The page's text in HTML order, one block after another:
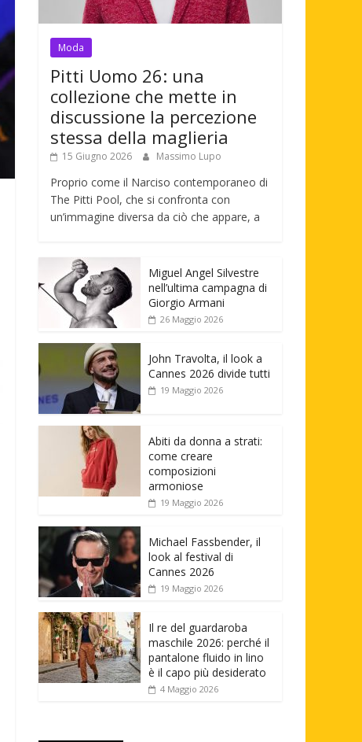
Moda
Pitti Uomo 26: una
collezione che mette in
discussione la percezione
stessa della maglieria
15 Giugno 2026 Massimo Lupo
Proprio come il Narciso contemporaneo di
The Pitti Pool, che si confronta con
un’immagine diversa da ciò che appare, a
Miguel Angel Silvestre
nell’ultima campagna di
Giorgio Armani
26 Maggio 2026
John Travolta, il look a
Cannes 2026 divide tutti
19 Maggio 2026
Abiti da donna a strati:
come creare
composizioni
armoniose
19 Maggio 2026
Michael Fassbender, il
look al festival di
Cannes 2026
19 Maggio 2026
Il re del guardaroba
maschile 2026: perché il
pantalone fluido in lino
è il capo più desiderato
4 Maggio 2026